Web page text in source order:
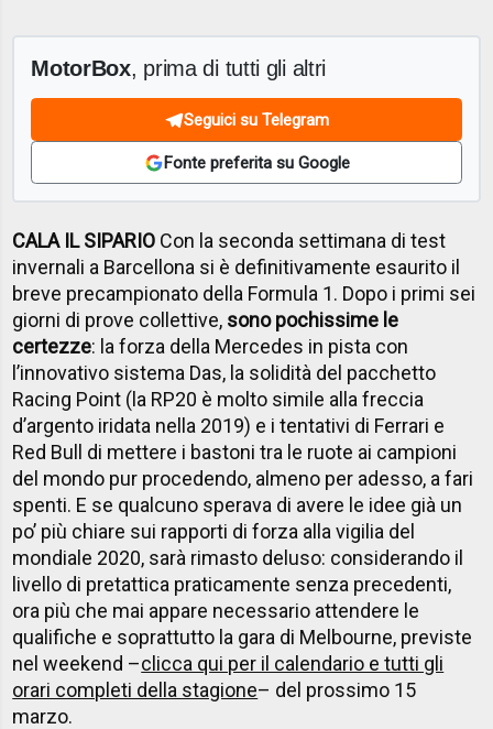
MotorBox, prima di tutti gli altri
Seguici su Telegram
Fonte preferita su Google
CALA IL SIPARIO Con la seconda settimana di test
invernali a Barcellona si è definitivamente esaurito il
breve precampionato della Formula 1. Dopo i primi sei
giorni di prove collettive, sono pochissime le
certezze: la forza della Mercedes in pista con
l’innovativo sistema Das, la solidità del pacchetto
Racing Point (la RP20 è molto simile alla freccia
d’argento iridata nella 2019) e i tentativi di Ferrari e
Red Bull di mettere i bastoni tra le ruote ai campioni
del mondo pur procedendo, almeno per adesso, a fari
spenti. E se qualcuno sperava di avere le idee già un
po’ più chiare sui rapporti di forza alla vigilia del
mondiale 2020, sarà rimasto deluso: considerando il
livello di pretattica praticamente senza precedenti,
ora più che mai appare necessario attendere le
qualifiche e soprattutto la gara di Melbourne, previste
nel weekend –clicca qui per il calendario e tutti gli
orari completi della stagione– del prossimo 15
marzo.